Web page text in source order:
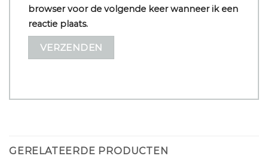
browser voor de volgende keer wanneer ik een
reactie plaats.
GERELATEERDE PRODUCTEN